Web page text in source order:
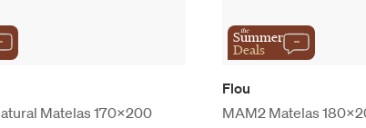
Matelas 170x200
the
Summer
Deals
Flou
MAM2 Matelas